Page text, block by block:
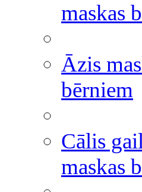
maskas
Āzis
bērniem
Cālis
maskas